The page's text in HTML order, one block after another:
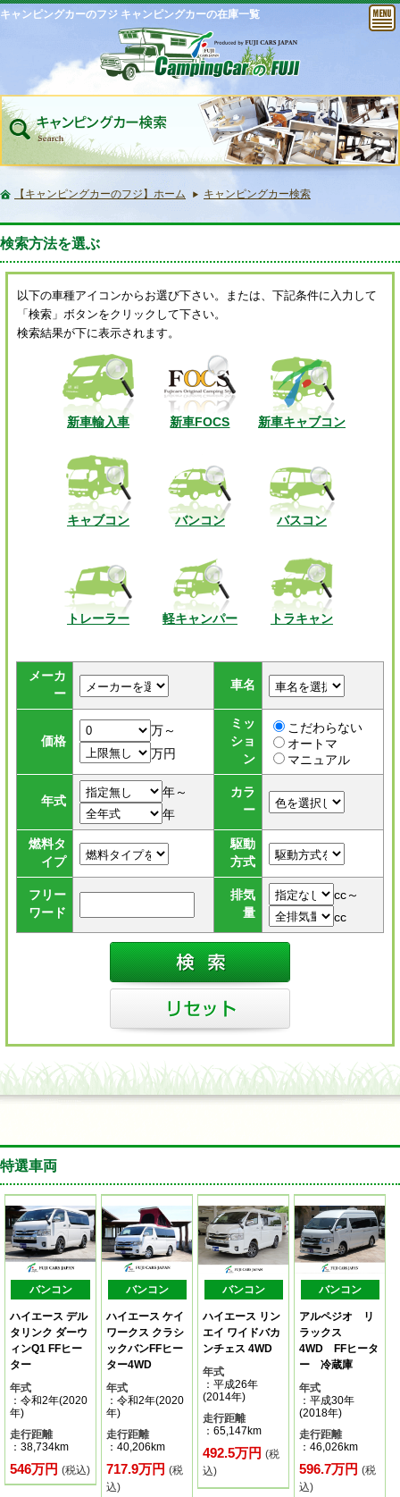
キャンピングカーのフジ キャンピングカーの在庫一覧
【キャンピングカーのフジ】ホーム キャンピングカー検索
検索方法を選ぶ
以下の車種アイコンからお選び下さい。または、下記条件に入力して
「検索」ボタンをクリックして下さい。
検索結果が下に表示されます。
新車輸入車 新車FOCS 新車キャブコン
キャブコン バンコン バスコン
トレーラー 軽キャンパー トラキャン
メーカ
ー
車名
価格
万～
万円
ミッ
ショ
ン
こだわらない
オートマ
マニュアル
年式
年～
年
カラ
ー
燃料タ
イプ
駆動
方式
フリー
ワード
排気
量
cc～
cc
特選車両
バンコン
ハイエース デル
タリンク ダーウ
ィンQ1 FFヒー
ター
年式
：令和2年(2020
年)
走行距離
：38,734km
546万円 (税込)
バンコン
ハイエース ケイ
ワークス クラシ
ックバンFFヒー
ター4WD
年式
：令和2年(2020
年)
走行距離
：40,206km
717.9万円(税
込)
バンコン
ハイエース リン
エイ ワイドバカ
ンチェス 4WD
年式
：平成26年
(2014年)
走行距離
：65,147km
492.5万円(税
込)
バンコン
アルペジオ リ
ラックス
4WD FFヒータ
ー 冷蔵庫
年式
：平成30年
(2018年)
走行距離
：46,026km
596.7万円(税
込)